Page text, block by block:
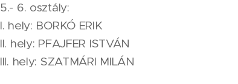
5.- 6. osztály:
I. hely: BORKÓ ERIK
II. hely: PFAJFER ISTVÁN
III. hely: SZATMÁRI MILÁN